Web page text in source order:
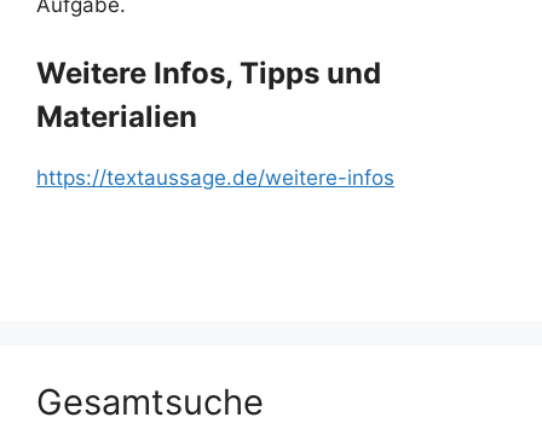
Aufgabe.
Weitere Infos, Tipps und
Materialien
https://textaussage.de/weitere-infos
Gesamtsuche